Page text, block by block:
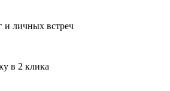
и личных встреч
в 2 клика